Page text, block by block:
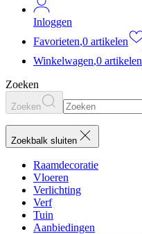
Inloggen
Favorieten,0 artikelen
Winkelwagen,0 artikelen
Zoeken
Zoeken
Zoekbalk sluiten
Raamdecoratie
Vloeren
Verlichting
Verf
Tuin
Aanbiedingen